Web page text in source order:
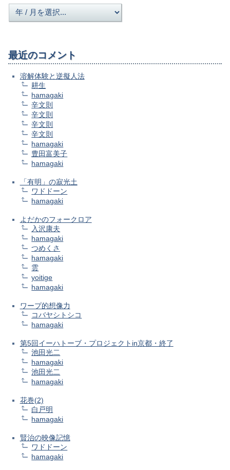
最近のコメント
溶解体験と逆擬人法
耕生
hamagaki
辛文則
辛文則
辛文則
辛文則
hamagaki
豊田富美子
hamagaki
「有明」の寂光土
ワドドーン
hamagaki
よだかのフォークロア
入沢康夫
hamagaki
つめくさ
hamagaki
雲
yoitige
hamagaki
ワープ的想像力
コバヤシトシコ
hamagaki
第5回イーハトーブ・プロジェクトin京都・終了
池田光二
hamagaki
池田光二
hamagaki
花巻(2)
白戸明
hamagaki
賢治の映像記憶
ワドドーン
hamagaki